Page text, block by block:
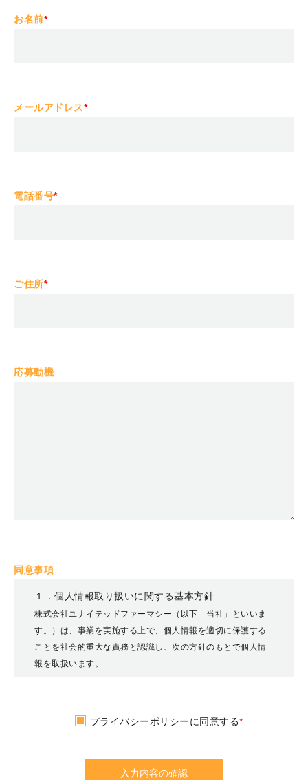
お名前*
メールアドレス*
電話番号*
ご住所*
応募動機
同意事項
１．個人情報取り扱いに関する基本方針
株式会社ユナイテッドファーマシー（以下「当社」といいま
す。）は、事業を実施する上で、個人情報を適切に保護する
ことを社会的重大な責務と認識し、次の方針のもとで個人情
報を取扱います。
年法律第五十七号、以下「個人情報保護法」といいます。）
プライバシーポリシーに同意する*